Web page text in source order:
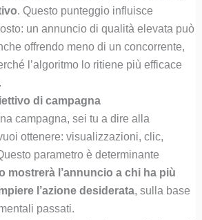
. Questo punteggio influisce
un annuncio di qualità elevata può
offrendo meno di un concorrente,
l’algoritmo lo ritiene più efficace
di campagna
campagna, sei tu a dire alla
ottenere: visualizzazioni, clic,
parametro è determinante
mostrerà l’annuncio a chi ha più
l’azione desiderata, sulla base
passati.